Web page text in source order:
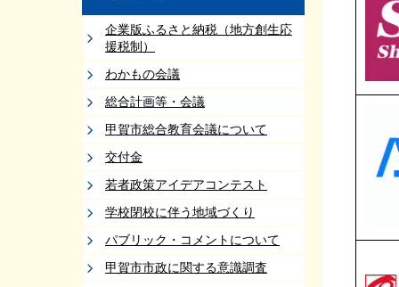
企業版ふるさと納税（地方創生応
援税制）
わかもの会議
総合計画等・会議
甲賀市総合教育会議について
交付金
若者政策アイデアコンテスト
学校閉校に伴う地域づくり
パブリック・コメントについて
甲賀市市政に関する意識調査